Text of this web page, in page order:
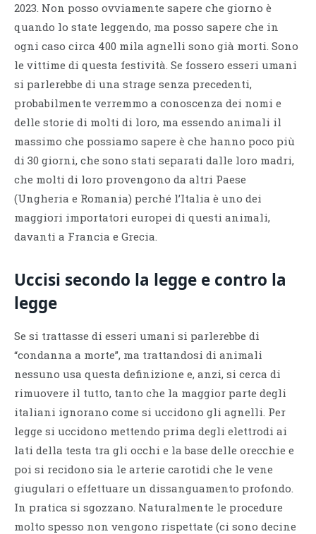
2023. Non posso ovviamente sapere che giorno è
quando lo state leggendo, ma posso sapere che in
ogni caso circa 400 mila agnelli sono già morti. Sono
le vittime di questa festività. Se fossero esseri umani
si parlerebbe di una strage senza precedenti,
probabilmente verremmo a conoscenza dei nomi e
delle storie di molti di loro, ma essendo animali il
massimo che possiamo sapere è che hanno poco più
di 30 giorni, che sono stati separati dalle loro madri,
che molti di loro provengono da altri Paese
(Ungheria e Romania) perché l’Italia è uno dei
maggiori importatori europei di questi animali,
davanti a Francia e Grecia.
Uccisi secondo la legge e contro la
legge
Se si trattasse di esseri umani si parlerebbe di
“condanna a morte”, ma trattandosi di animali
nessuno usa questa definizione e, anzi, si cerca di
rimuovere il tutto, tanto che la maggior parte degli
italiani ignorano come si uccidono gli agnelli. Per
legge si uccidono mettendo prima degli elettrodi ai
lati della testa tra gli occhi e la base delle orecchie e
poi si recidono sia le arterie carotidi che le vene
giugulari o effettuare un dissanguamento profondo.
In pratica si sgozzano. Naturalmente le procedure
molto spesso non vengono rispettate (ci sono decine